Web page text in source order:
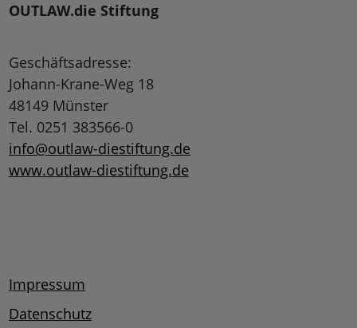
OUTLAW.die Stiftung
Geschäftsadresse:
Johann-Krane-Weg 18
48149 Münster
Tel. 0251 383566-0
info@outlaw-diestiftung.de
www.outlaw-diestiftung.de
Impressum
Datenschutz